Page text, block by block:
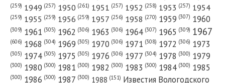
(259) 1949 (257) 1950 (261) 1951 (257) 1952 (258) 1953 (257) 1954
(259) 1955 (259) 1956 (259) 1957 (256) 1958 (270) 1959 (307) 1960
(309) 1961 (305) 1962 (306) 1963 (306) 1964 (307) 1965 (309) 1967
(606) 1968 (304) 1969 (305) 1970 (306) 1971 (308) 1972 (306) 1973
(305) 1974 (305) 1975 (305) 1976 (306) 1977 (304) 1978 (300) 1979
(300) 1980 (300) 1981 (300) 1982 (300) 1983 (300) 1984 (300) 1985
(300) 1986 (300) 1987 (300) 1988 (151) Известия Вологодского